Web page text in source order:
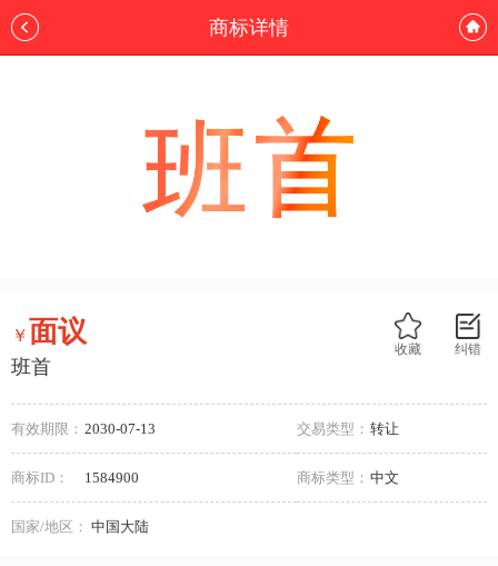
商标详情
纠错
收藏
￥面议
班首
有效期限： 2030-07-13 交易类型： 转让
商标ID： 1584900 商标类型： 中文
国家/地区： 中国大陆